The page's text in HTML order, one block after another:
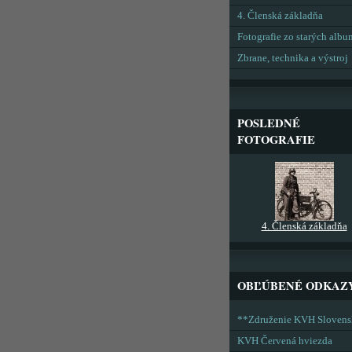
4. Členská základňa
Fotografie zo starých
Zbrane, technika a výstroj
POSLEDNÉ
FOTOGRAFIE
4. Členská základňa
OBĽÚBENÉ
**Združenie KVH
KVH Červená hviezda